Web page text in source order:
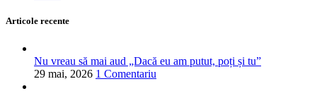
Articole recente
Nu vreau să mai aud „Dacă eu am putut, poți și tu”
29 mai, 2026 1 Comentariu